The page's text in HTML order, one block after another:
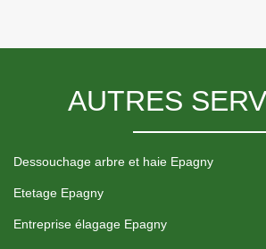
AUTRES
Dessouchage arbre et haie Epagny
Etetage Epagny
Entreprise élagage Epagny